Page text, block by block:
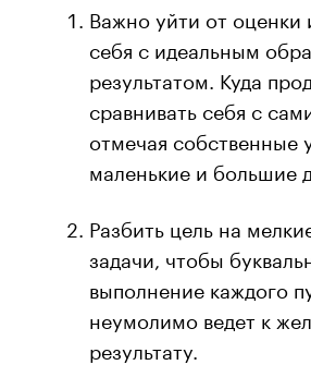
Важно уйти от оценки
себя с идеальным
результатом. Куда
сравнивать себя с
отмечая собственные
маленькие и большие
Разбить цель на
задачи, чтобы
выполнение каждого
неумолимо ведет к
результату.